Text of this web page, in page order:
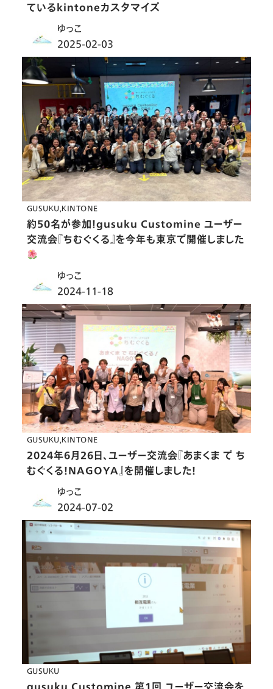
ているkintoneカスタマイズ
ゆっこ
2025-02-03
GUSUKU KINTONE
約50名が参加！gusuku Customine ユーザー
交流会『ちむぐくる』を今年も東京で開催しました
ゆっこ
2024-11-18
GUSUKU KINTONE
2024年6月26日、ユーザー交流会『あまくま で ち
むぐくる！NAGOYA』を開催しました！
ゆっこ
2024-07-02
GUSUKU